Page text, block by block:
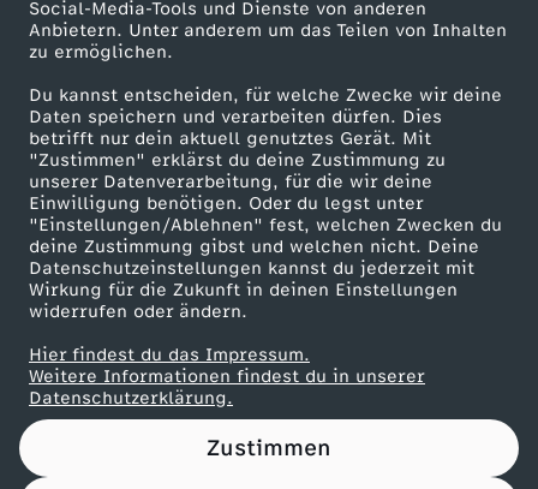
Social-Media-Tools und Dienste von anderen
Anbietern. Unter anderem um das Teilen von Inhalten
zu ermöglichen.
Du kannst entscheiden, für welche Zwecke wir deine
Daten speichern und verarbeiten dürfen. Dies
betrifft nur dein aktuell genutztes Gerät. Mit
"Zustimmen" erklärst du deine Zustimmung zu
unserer Datenverarbeitung, für die wir deine
Einwilligung benötigen. Oder du legst unter
"Einstellungen/Ablehnen" fest, welchen Zwecken du
deine Zustimmung gibst und welchen nicht. Deine
Datenschutzeinstellungen kannst du jederzeit mit
Wirkung für die Zukunft in deinen Einstellungen
widerrufen oder ändern.
Hier findest du das Impressum.
Weitere Informationen findest du in unserer
Datenschutzerklärung.
Zustimmen
i
n
d
u
s
t
Karriere
ZDF goes Schule
Werbefernsehen
Mainzelmännchen
Partner